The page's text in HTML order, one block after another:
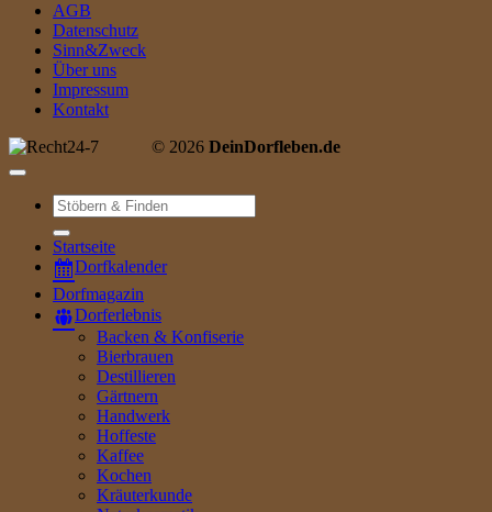
AGB
Datenschutz
Sinn&Zweck
Über uns
Impressum
Kontakt
© 2026 DeinDorfleben.de
Suche
nach:
Startseite
Dorfkalender
Dorfmagazin
Dorferlebnis
Backen & Konfiserie
Bierbrauen
Destillieren
Gärtnern
Handwerk
Hoffeste
Kaffee
Kochen
Kräuterkunde